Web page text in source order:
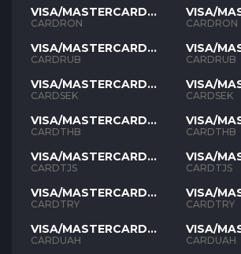
VISA/MASTERCARD
RON
CARDRON
VISA/MASTERCARD
RUB
CARDRUB
VISA/MASTERCARD
SEK
CARDSEK
VISA/MASTERCARD
THB
CARDTHB
VISA/MASTERCARD
TJS
CARDTJS
VISA/MASTERCARD
TYR
CARDTRY
VISA/MASTERCARD
UAH
CARDUAH
VISA/
RON
CARDRON
VISA/
RUB
CARDRUB
VISA/
SEK
CARDSEK
VISA/
THB
CARDTHB
VISA/
TJS
CARDTJS
VISA/
TYR
CARDTRY
VISA/
UAH
CARDUAH